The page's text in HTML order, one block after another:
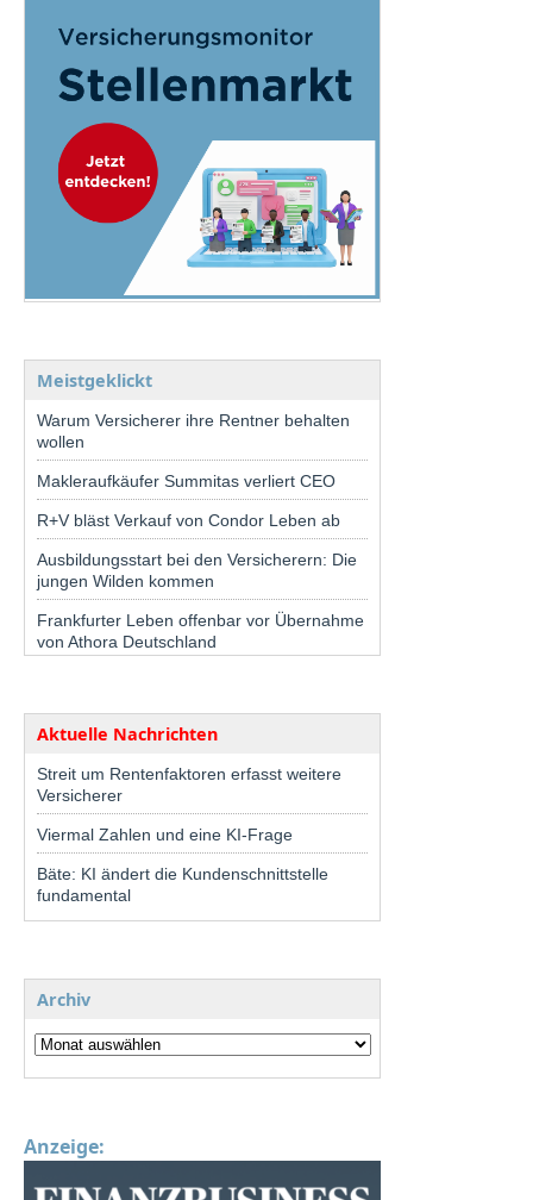
Meistgeklickt
Warum Versicherer ihre Rentner behalten
wollen
Makleraufkäufer Summitas verliert CEO
R+V bläst Verkauf von Condor Leben ab
Ausbildungsstart bei den Versicherern: Die
jungen Wilden kommen
Frankfurter Leben offenbar vor Übernahme
von Athora Deutschland
Aktuelle Nachrichten
Streit um Rentenfaktoren erfasst weitere
Versicherer
Viermal Zahlen und eine KI-Frage
Bäte: KI ändert die Kundenschnittstelle
fundamental
Archiv
Anzeige: